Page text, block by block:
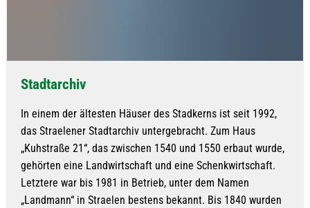
Stadtarchiv
In einem der ältesten Häuser des Stadkerns ist seit 1992,
das Straelener Stadtarchiv untergebracht. Zum Haus
„Kuhstraße 21“, das zwischen 1540 und 1550 erbaut wurde,
gehörten eine Landwirtschaft und eine Schenkwirtschaft.
Letztere war bis 1981 in Betrieb, unter dem Namen
„Landmann“ in Straelen bestens bekannt. Bis 1840 wurden